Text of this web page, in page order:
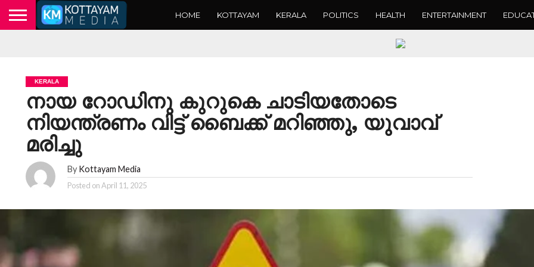
HOME KOTTAYAM KERALA POLITICS HEALTH ENTERTAINMENT
KERALA
നായ റോഡിനു കുറുകെ ചാടിയതോടെ
നിയന്ത്രണം വിട്ട് ബൈക്ക് മറിഞ്ഞു, യുവാവ്
മരിച്ചു
By Kottayam Media
Posted onApril 11, 2025